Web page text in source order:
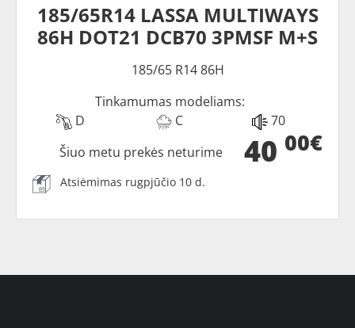
185/65R14 LASSA MULTIWAYS
86H DOT21 DCB70 3PMSF M+S
185/65 R14 86H
Tinkamumas modeliams:
D
C 70
40 00€
Šiuo metu prekės neturime
Atsiėmimas rugpjūčio 10 d.